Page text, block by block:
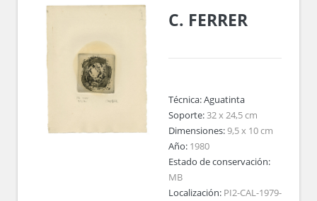
C. FERRER
Técnica:Aguatinta
Soporte:32 x 24,5 cm
Dimensiones:9,5 x 10 cm
Año: 1980
Estado de conservación:
MB
Localización: PI2-CAL-1979-